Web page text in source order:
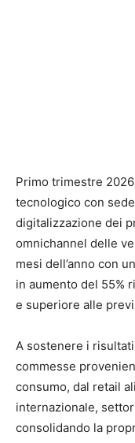
Primo trimestre
tecnologico con
digitalizzazione dei
omnichannel delle
mesi dell’anno con
in aumento del 55%
e superiore alle
A sostenere i
commesse
consumo, dal retail
internazionale,
consolidando la